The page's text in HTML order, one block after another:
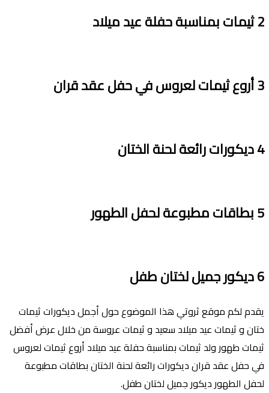
2ثيمات بمناسبة حفلة عيد ميلاد
3أروع ثيمات لعروس في حفل عقد قران
4ديكورات رائعة لحنة الختان
5بطاقات مطبوعة لحفل الطهور
6ديكور جميل لختان طفل
يقدم لكم موقع ثروتي هذا الموضوع حول أجمل ديكورات ثيمات
ختان و ثيمات عيد ميلاد سعيد و ثيمات عروسة من خلال عرض أفضل
ثيمات طهور ولد ثيمات بمناسبة حفلة عيد ميلاد أروع ثيمات لعروس
في حفل عقد قران ديكورات رائعة لحنة الختان بطاقات مطبوعة
لحفل الطهور ديكور جميل لختان طفل.